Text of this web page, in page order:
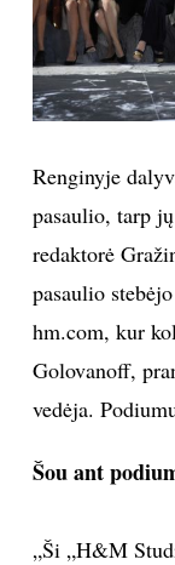
Renginyje
pasaulio, tarp
redaktorė
pasaulio
hm.com, kur
Golovanoff,
vedėja.
Šou ant
„Ši „H&M